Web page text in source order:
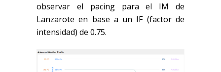
observar el pacing para el IM de
Lanzarote en base a un IF (factor de
intensidad) de 0.75.